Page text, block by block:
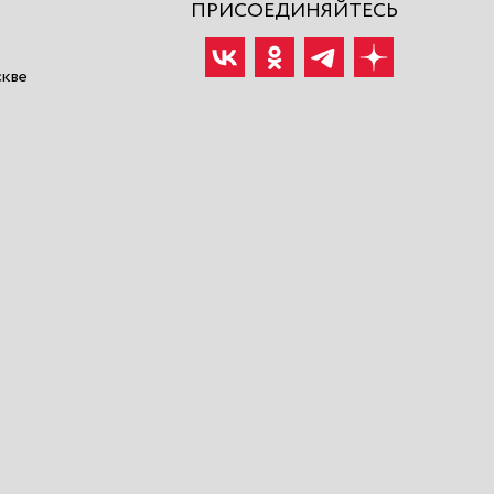
ПРИСОЕДИНЯЙТЕСЬ